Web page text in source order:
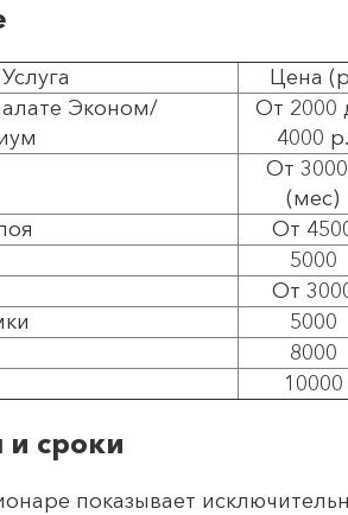
Услуга
Цена
Эконом/
От 2000
4000 р.
От
(мес)
От
5000
От
5000
8000
10000
и сроки
показывает